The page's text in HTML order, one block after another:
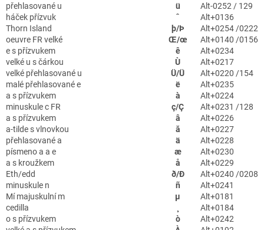
přehlasované u
ü
Alt-0252 / 129
háček přízvuk
ˆ
Alt+0136
Thorn Island
þ/Þ
Alt+0254 /0222
oeuvre FR velké
Œ/œ
Alt+0140 /0156
e s přízvukem
ê
Alt+0234
velké u s čárkou
Ù
Alt+0217
velké přehlasované u
Ü/Ü
Alt+0220 /154
malé přehlasované e
ë
Alt+0235
a s přízvukem
à
Alt+0224
minuskule c FR
ç/Ç
Alt+0231 /128
a s přízvukem
â
Alt+0226
a-tilde s vlnovkou
ă
Alt+0227
přehlasované a
ä
Alt+0228
písmeno a a e
æ
Alt+0230
a s kroužkem
å
Alt+0229
Eth/edd
ð/Ð
Alt+0240 /0208
minuskule n
ñ
Alt+0241
Mí majuskulní m
µ
Alt+0181
cedilla
Alt+0184
o s přízvukem
ò
Alt+0242